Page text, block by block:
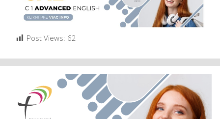
Post Views: 62